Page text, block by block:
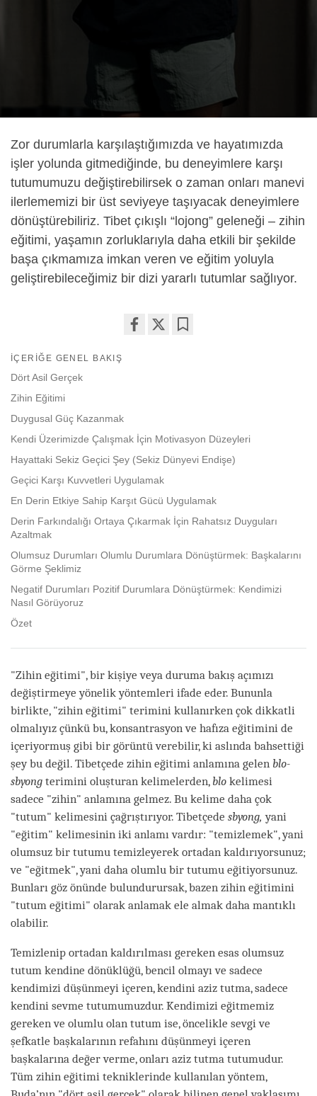
Zor durumlarla karşılaştığımızda ve hayatımızda
işler yolunda gitmediğinde, bu deneyimlere karşı
tutumumuzu değiştirebilirsek o zaman onları manevi
ilerlememizi bir üst seviyeye taşıyacak deneyimlere
dönüştürebiliriz. Tibet çıkışlı “lojong” geleneği – zihin
eğitimi, yaşamın zorluklarıyla daha etkili bir şekilde
başa çıkmamıza imkan veren ve eğitim yoluyla
geliştirebileceğimiz bir dizi yararlı tutumlar sağlıyor.
İÇERIĞE GENEL BAKIŞ
Dört Asil Gerçek
Zihin Eğitimi
Duygusal Güç Kazanmak
Kendi Üzerimizde Çalışmak İçin Motivasyon Düzeyleri
Hayattaki Sekiz Geçici Şey (Sekiz Dünyevi Endişe)
Geçici Karşı Kuvvetleri Uygulamak
En Derin Etkiye Sahip Karşıt Gücü Uygulamak
Derin Farkındalığı Ortaya Çıkarmak İçin Rahatsız Duyguları
Azaltmak
Olumsuz Durumları Olumlu Durumlara Dönüştürmek: Başkalarını
Görme Şeklimiz
Negatif Durumları Pozitif Durumlara Dönüştürmek: Kendimizi
Nasıl Görüyoruz
Özet
"Zihin eğitimi", bir kişiye veya duruma bakış açımızı
değiştirmeye yönelik yöntemleri ifade eder. Bununla
birlikte, "zihin eğitimi" terimini kullanırken çok dikkatli
olmalıyız çünkü bu, konsantrasyon ve hafıza eğitimini de
içeriyormuş gibi bir görüntü verebilir, ki aslında bahsettiği
şey bu değil. Tibetçede zihin eğitimi anlamına gelen blo-
sbyong terimini oluşturan kelimelerden, blo kelimesi
sadece "zihin" anlamına gelmez. Bu kelime daha çok
"tutum" kelimesini çağrıştırıyor. Tibetçede sbyong, yani
"eğitim" kelimesinin iki anlamı vardır: "temizlemek", yani
olumsuz bir tutumu temizleyerek ortadan kaldırıyorsunuz;
ve "eğitmek", yani daha olumlu bir tutumu eğitiyorsunuz.
Bunları göz önünde bulundurursak, bazen zihin eğitimini
"tutum eğitimi" olarak anlamak ele almak daha mantıklı
olabilir.
Temizlenip ortadan kaldırılması gereken esas olumsuz
tutum kendine dönüklüğü, bencil olmayı ve sadece
kendimizi düşünmeyi içeren, kendini aziz tutma, sadece
kendini sevme tutumumuzdur. Kendimizi eğitmemiz
gereken ve olumlu olan tutum ise, öncelikle sevgi ve
şefkatle başkalarının refahını düşünmeyi içeren
başkalarına değer verme, onları aziz tutma tutumudur.
Tüm zihin eğitimi tekniklerinde kullanılan yöntem,